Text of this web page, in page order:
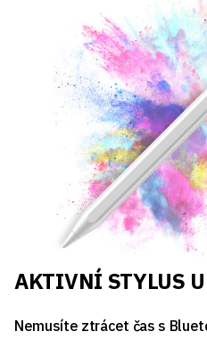
AKTIVNÍ STYLUS
Nemusíte ztrácet čas s